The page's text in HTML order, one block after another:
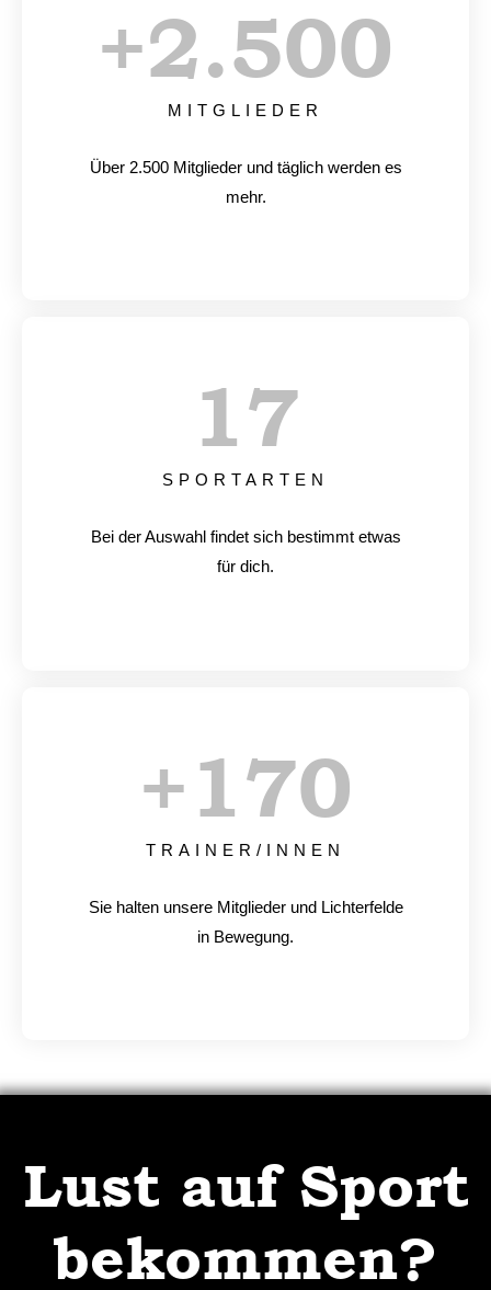
MITGLIEDER
+2.500
Über 2.500 Mitglieder und täglich werden es
mehr.
SPORTARTEN
17
Bei der Auswahl findet sich bestimmt etwas
für dich.
TRAINER/INNEN
+170
Sie halten unsere Mitglieder und Lichterfelde
in Bewegung.
Lust auf Sport
bekommen?